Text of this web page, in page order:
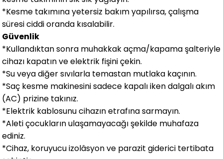
*Kesme takımına yetersiz bakım yapılırsa, çalışma
süresi ciddi oranda kısalabilir.
Güvenlik
*Kullandıktan sonra muhakkak açma/kapama şalteriyle
cihazı kapatın ve elektrik fişini çekin.
*Su veya diğer sıvılarla temastan mutlaka kaçının.
*Saç kesme makinesini sadece kapalı iken dalgalı akım
(AC) prizine takınız.
*Elektrik kablosunu cihazın etrafına sarmayın.
*Aleti çocukların ulaşamayacağı şekilde muhafaza
ediniz.
*Cihaz, koruyucu izolâsyon ve parazit giderici tertibata